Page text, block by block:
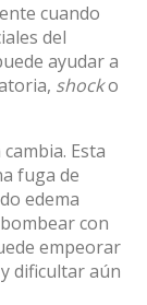
cuando
del
ayudar a
shocko
. Esta
fuga de
edema
con
empeorar
dificultar aún